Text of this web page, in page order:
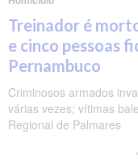
Treinador é
e cinco pessoas
Pernambuco
Criminosos armados
várias vezes; vítimas
Regional de Palmares